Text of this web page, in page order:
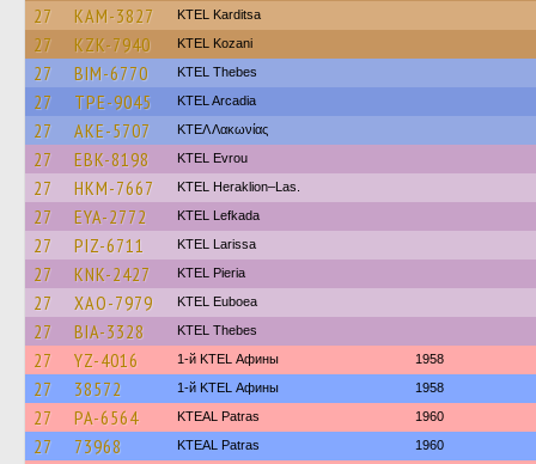
27 KAM-3827 ΚΤΕL Karditsa
27 KZK-7940 ΚΤΕL Kozani
27 BIM-6770 KTEL Thebes
27 TPE-9045 KTEL Arcadia
27 AKE-5707 ΚΤΕΛ Λακωνίας
27 EBK-8198 KTEL Evrou
27 HKM-7667 KTEL Heraklion–Las.
27 EYA-2772 KTEL Lefkada
27 PIZ-6711 KTEL Larissa
27 KNK-2427 KTEL Pieria
27 XAO-7979 ΚΤΕL Euboea
27 BIA-3328 KTEL Thebes
27 YZ-4016 1-й KTEL Афины 1958
27 38572 1-й KTEL Афины 1958
27 PA-6564 KTEAL Patras 1960
27 73968 KTEAL Patras 1960